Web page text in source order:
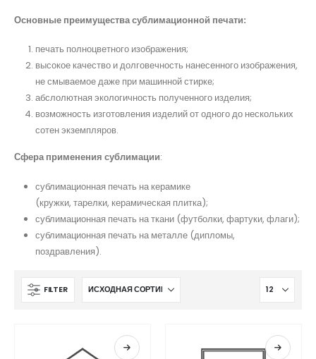
Основные преимущества сублимационной печати:
печать полноцветного изображения;
высокое качество и долговечность нанесенного изображения,
не смываемое даже при машинной стирке;
абслолютная экологичность полученного изделия;
возможность изготовления изделий от одного до нескольких
сотен экземпляров.
Сфера применения сублимации:
сублимационная печать на керамике
(кружки, тарелки, керамическая плитка);
сублимационная печать на ткани (футболки, фартуки, флаги);
сублимационная печать на металле (дипломы,
поздравления).
FILTER